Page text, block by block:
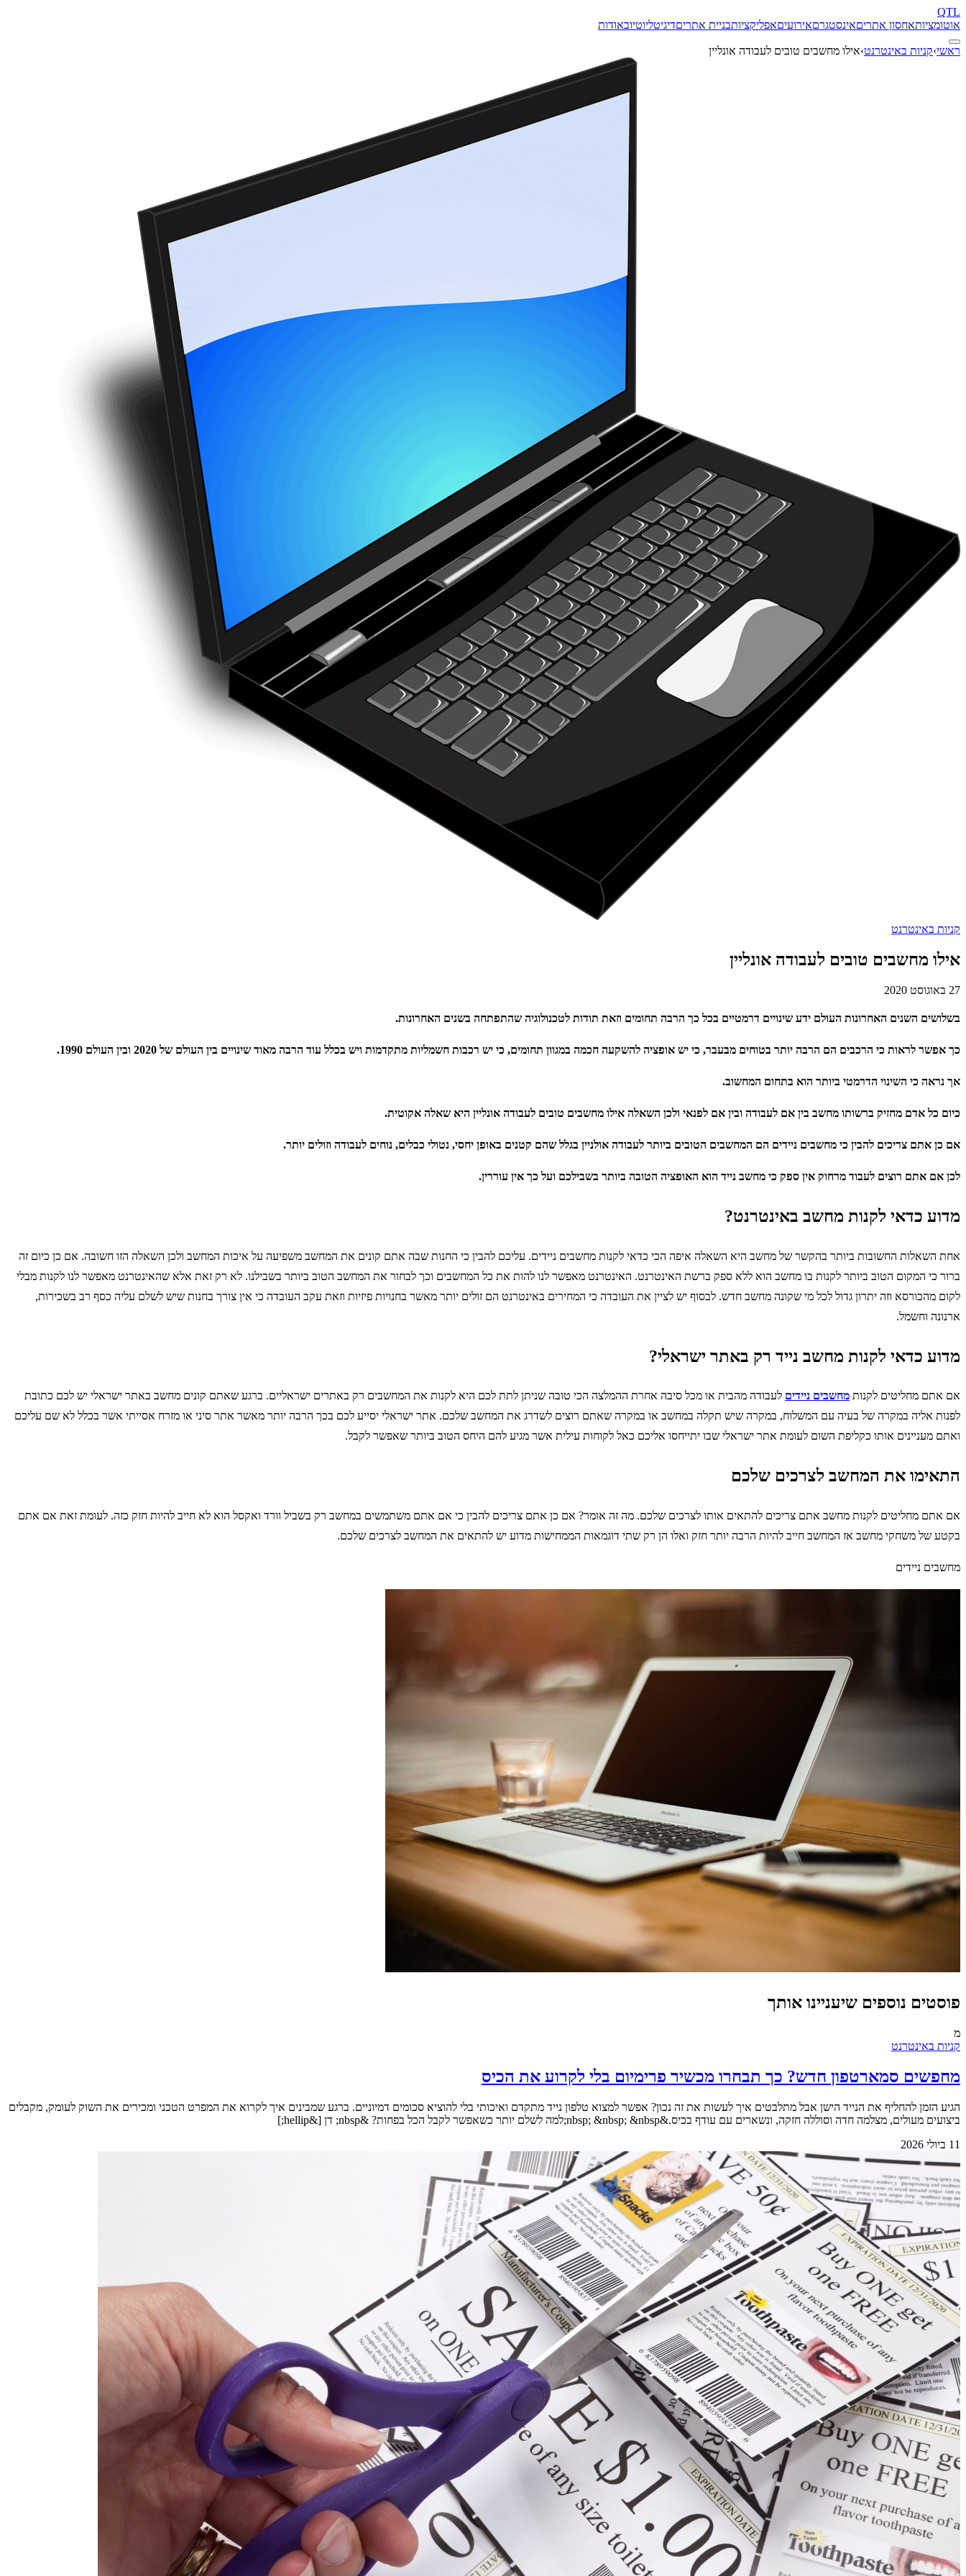
QTL
אוטומציותאחסון אתריםאינסטגרםאירועיםאפליקציותבניית אתריםדיגיטליוטיובאודות
ראשי›קניות באינטרנט›אילו מחשבים טובים לעבודה אונליין
קניות באינטרנט
אילו מחשבים טובים לעבודה אונליין
27 באוגוסט 2020
בשלושים השנים האחרונות העולם ידע שינויים דרמטיים בכל כך הרבה תחומים וזאת תודות לטכנולוגיה שהתפתחה בשנים האחרונות.
כך אפשר לראות כי הרכבים הם הרבה יותר בטוחים מבעבר, כי יש אופציה להשקעה חכמה במגוון תחומים, כי יש רכבות חשמליות מתקדמות ויש בכלל עוד הרבה מאוד שינויים בין העולם של 2020 ובין העולם 1990.
אך נראה כי השינוי הדרמטי ביותר הוא בתחום המחשוב.
כיום כל אדם מחזיק ברשותו מחשב בין אם לעבודה ובין אם לפנאי ולכן השאלה אילו מחשבים טובים לעבודה אונליין היא שאלה אקוטית.
אם כן אתם צריכים להבין כי מחשבים ניידים הם המחשבים הטובים ביותר לעבודה אולניין בגלל שהם קטנים באופן יחסי, נטולי כבלים, נוחים לעבודה וזולים יותר.
לכן אם אתם רוצים לעבוד מרחוק אין ספק כי מחשב נייד הוא האופציה הטובה ביותר בשבילכם ועל כך אין עוררין.
מדוע כדאי לקנות מחשב באינטרנט?
אחת השאלות החשובות ביותר בהקשר של מחשב היא השאלה איפה הכי כדאי לקנות מחשבים ניידים. עליכם להבין כי החנות שבה אתם קונים את המחשב משפיעה על איכות המחשב ולכן השאלה הזו חשובה. אם כן כיום זה
ברור כי המקום הטוב ביותר לקנות בו מחשב הוא ללא ספק ברשת האינטרנט. האינטרנט מאפשר לנו להות את כל המחשבים וכך לבחור את המחשב הטוב ביותר בשבילנו. לא רק זאת אלא שהאינטרנט מאפשר לנו לקנות מבלי
לקום מהכורסא וזה יתרון גדול לכל מי שקונה מחשב חדש. לבסוף יש לציין את העובדה כי המחירים באינטרנט הם זולים יותר מאשר בחנויות פיזיות וזאת עקב העובדה כי אין צורך בחנות שיש לשלם עליה כסף רב בשכירות,
ארנונה וחשמל.
מדוע כדאי לקנות מחשב נייד רק באתר ישראלי?
אם אתם מחליטים לקנות מחשבים ניידים לעבודה מהבית או מכל סיבה אחרת ההמלצה הכי טובה שניתן לתת לכם היא לקנות את המחשבים רק באתרים ישראליים. ברגע שאתם קונים מחשב באתר ישראלי יש לכם כתובת
לפנות אליה במקרה של בעיה עם המשלוח, במקרה שיש תקלה במחשב או במקרה שאתם רוצים לשדרג את המחשב שלכם. אתר ישראלי יסייע לכם בכך הרבה יותר מאשר אתר סיני או מזרח אסייתי אשר בכלל לא שם עליכם
ואתם מעניינים אותו כקליפת השום לעומת אתר ישראלי שבו יתייחסו אליכם כאל לקוחות עילית אשר מגיע להם היחס הטוב ביותר שאפשר לקבל.
התאימו את המחשב לצרכים שלכם
אם אתם מחליטים לקנות מחשב אתם צריכים להתאים אותו לצרכים שלכם. מה זה אומר? אם כן אתם צריכים להבין כי אם אתם משתמשים במחשב רק בשביל וורד ואקסל הוא לא חייב להיות חזק כזה. לעומת זאת אם אתם
בקטע של משחקי מחשב אז המחשב חייב להיות הרבה יותר חזק ואלו הן רק שתי דוגמאות הממחישות מדוע יש להתאים את המחשב לצרכים שלכם.
מחשבים ניידים
פוסטים נוספים שיעניינו אותך
מ
קניות באינטרנט
מחפשים סמארטפון חדש? כך תבחרו מכשיר פרימיום בלי לקרוע את הכיס
הגיע הזמן להחליף את הנייד הישן אבל מתלבטים איך לעשות את זה נכון? אפשר למצוא טלפון נייד מתקדם ואיכותי בלי להוציא סכומים דמיוניים. ברגע שמבינים איך לקרוא את המפרט הטכני ומכירים את השוק לעומק, מקבלים
ביצועים מעולים, מצלמה חדה וסוללה חזקה, ונשארים עם עודף בכיס.&nbsp; &nbsp; &nbsp;למה לשלם יותר כשאפשר לקבל הכל בפחות? &nbsp; דן [&hellip;]
11 ביולי 2026